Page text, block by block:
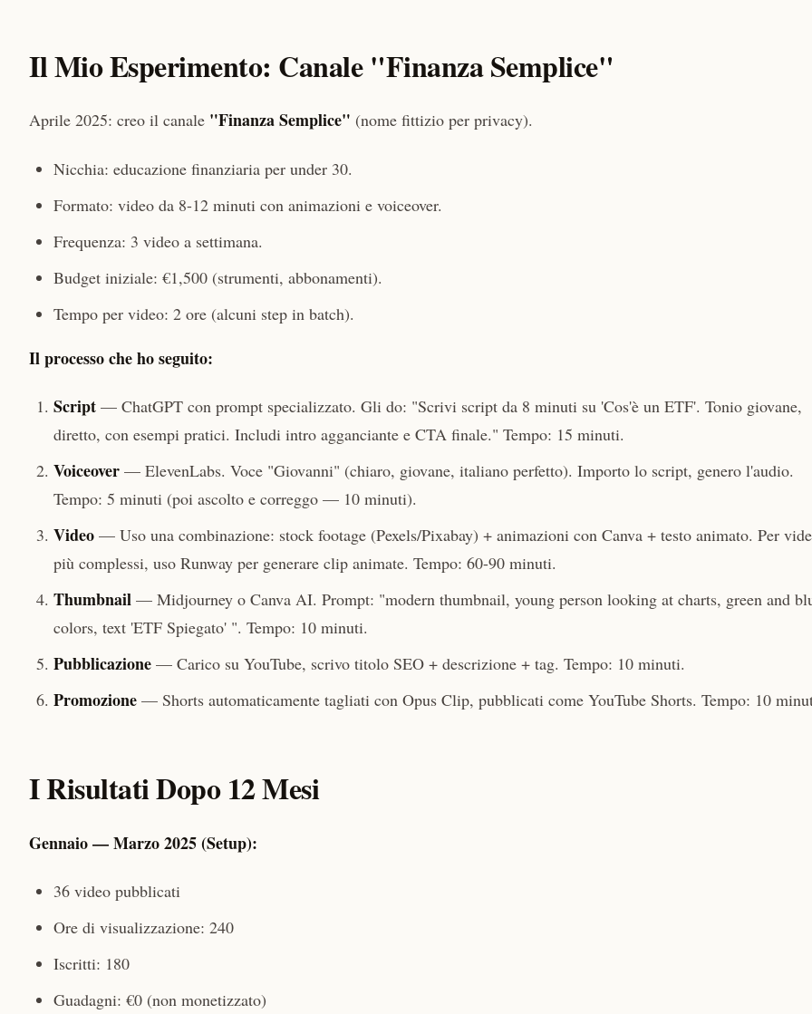
Il Mio Esperimento: Canale "Finanza Semplice"
Aprile 2025: creo il canale "Finanza Semplice" (nome fittizio per privacy).
Nicchia: educazione finanziaria per under 30.
Formato: video da 8-12 minuti con animazioni e voiceover.
Frequenza: 3 video a settimana.
Budget iniziale: €1,500 (strumenti, abbonamenti).
Tempo per video: 2 ore (alcuni step in batch).
Il processo che ho seguito:
Script — ChatGPT con prompt specializzato. Gli do: "Scrivi script da 8 minuti su 'Cos'è un ETF'. Tonio giovane,
diretto, con esempi pratici. Includi intro agganciante e CTA finale." Tempo: 15 minuti.
Voiceover — ElevenLabs. Voce "Giovanni" (chiaro, giovane, italiano perfetto). Importo lo script, genero l'audio.
Tempo: 5 minuti (poi ascolto e correggo — 10 minuti).
Video — Uso una combinazione: stock footage (Pexels/Pixabay) + animazioni con Canva + testo animato. Per
più complessi, uso Runway per generare clip animate. Tempo: 60-90 minuti.
Thumbnail — Midjourney o Canva AI. Prompt: "modern thumbnail, young person looking at charts, green and
colors, text 'ETF Spiegato' ". Tempo: 10 minuti.
Pubblicazione — Carico su YouTube, scrivo titolo SEO + descrizione + tag. Tempo: 10 minuti.
Promozione — Shorts automaticamente tagliati con Opus Clip, pubblicati come YouTube Shorts. Tempo: 10
I Risultati Dopo 12 Mesi
Gennaio — Marzo 2025 (Setup):
36 video pubblicati
Ore di visualizzazione: 240
Iscritti: 180
Guadagni: €0 (non monetizzato)